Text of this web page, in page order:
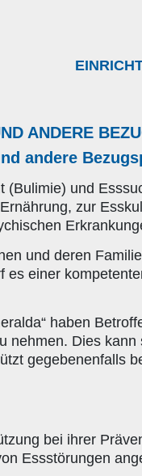
ANDERE
andere
und
zur
und deren
einer
haben
Dies
gegebenenfalls
bei ihrer
Essstörungen